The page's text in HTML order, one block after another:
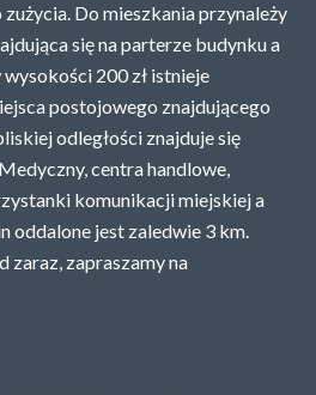
Do mieszkania przynależy
się na parterze budynku a
200 zł istnieje
postojowego znajdującego
odległości znajduje się
centra handlowe,
komunikacji miejskiej a
oddalone jest zaledwie 3 km.
zaraz, zapraszamy na